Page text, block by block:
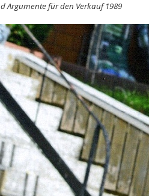
Argumente für den Verkauf 1989